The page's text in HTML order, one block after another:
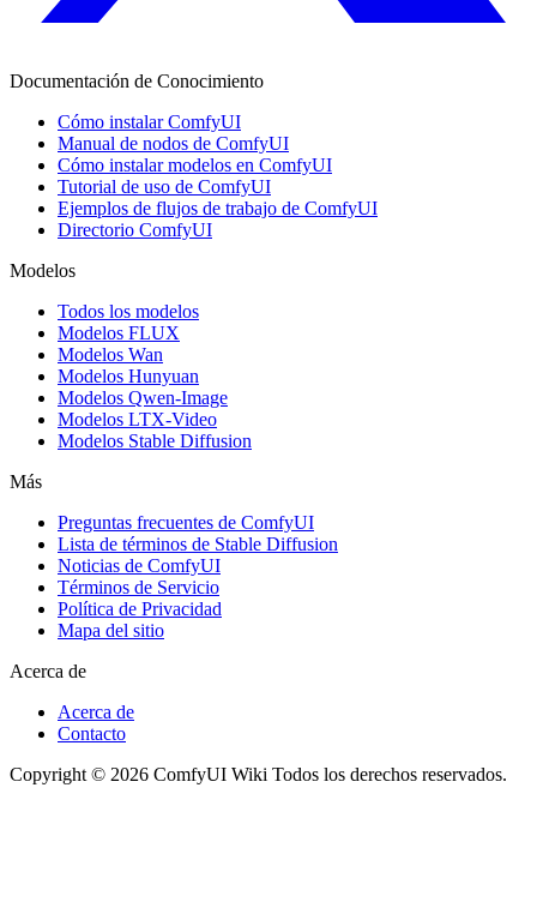
Documentación de Conocimiento
Cómo instalar ComfyUI
Manual de nodos de ComfyUI
Cómo instalar modelos en ComfyUI
Tutorial de uso de ComfyUI
Ejemplos de flujos de trabajo de ComfyUI
Directorio ComfyUI
Modelos
Todos los modelos
Modelos FLUX
Modelos Wan
Modelos Hunyuan
Modelos Qwen-Image
Modelos LTX-Video
Modelos Stable Diffusion
Más
Preguntas frecuentes de ComfyUI
Lista de términos de Stable Diffusion
Noticias de ComfyUI
Términos de Servicio
Política de Privacidad
Mapa del sitio
Acerca de
Acerca de
Contacto
Copyright © 2026 ComfyUI Wiki Todos los derechos reservados.